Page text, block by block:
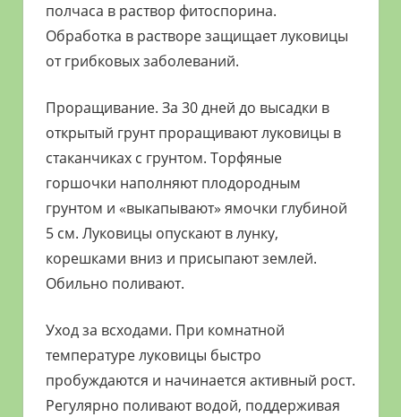
полчаса в раствор фитоспорина.
Обработка в растворе защищает луковицы
от грибковых заболеваний.
Проращивание. За 30 дней до высадки в
открытый грунт проращивают луковицы в
стаканчиках с грунтом. Торфяные
горшочки наполняют плодородным
грунтом и «выкапывают» ямочки глубиной
5 см. Луковицы опускают в лунку,
корешками вниз и присыпают землей.
Обильно поливают.
Уход за всходами. При комнатной
температуре луковицы быстро
пробуждаются и начинается активный рост.
Регулярно поливают водой, поддерживая